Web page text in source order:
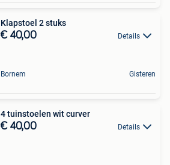
Klapstoel 2 stuks
€ 40,00 Details
Bornem Gisteren
4 tuinstoelen wit curver
€ 40,00 Details